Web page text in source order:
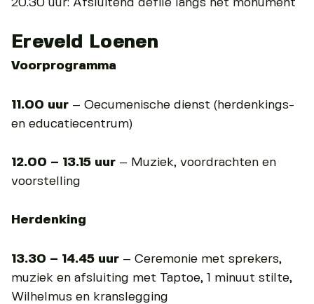
20.30 uur: Afsluitend defilé langs het monument
Ereveld Loenen
Voorprogramma
11.00 uur – Oecumenische dienst (herdenkings-
en educatiecentrum)
12.00 – 13.15 uur – Muziek, voordrachten en
voorstelling
Herdenking
13.30 – 14.45 uur – Ceremonie met sprekers,
muziek en afsluiting met Taptoe, 1 minuut stilte,
Wilhelmus en kranslegging